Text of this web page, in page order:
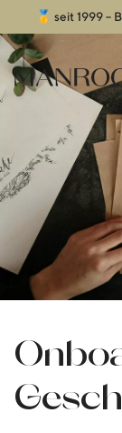
🥇 seit 1999 –
Header
Manroof GmbH